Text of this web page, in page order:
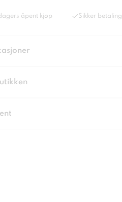
åpent kjøp Sikker betaling